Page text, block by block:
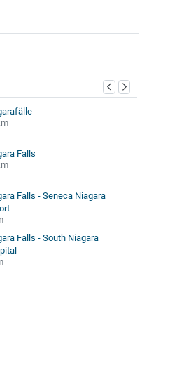
Falls
Falls - Seneca Niagara
Falls - South Niagara